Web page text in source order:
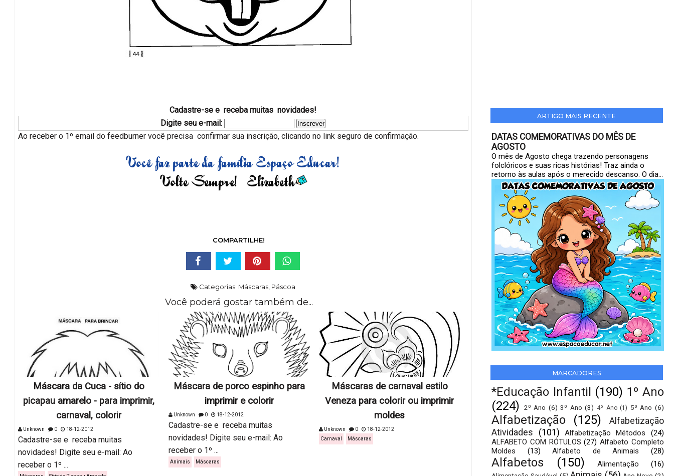
Cadastre-se e receba muitas novidades!
Digite seu e-mail:
Ao receber o 1º email do feedburner você precisa confirmar sua inscrição, clicando no link seguro de confirmação.
COMPARTILHE!
Categorias: Máscaras Páscoa
Você poderá gostar também de...
Máscara da Cuca - sítio do
picapau amarelo - para imprimir,
carnaval, colorir
Unknown 0 18-12-2012
Cadastre-se e receba muitas
novidades! Digite seu e-mail: Ao
receber o 1º ...
Máscara de porco espinho para
imprimir e colorir
Unknown 0 18-12-2012
Cadastre-se e receba muitas
novidades! Digite seu e-mail: Ao
receber o 1º ...
Animais Máscaras
Máscaras de carnaval estilo
Veneza para colorir ou imprimir
moldes
Unknown 0
18-12-2012
Carnaval
Máscaras
ARTIGO MAIS RECENTE
DATAS COMEMORATIVAS DO MÊS DE
AGOSTO
O mês de Agosto chega trazendo personagens
folclóricos e suas ricas histórias! Traz ainda o
retorno às aulas após o merecido descanso. O dia...
MARCADORES
*Educação Infantil (190) 1º Ano
(224)
2º Ano (6) 3º Ano (3) 4º Ano (1) 5º Ano (6)
Alfabetização (125)
Alfabetização
Atividades
(101) Alfabetização Métodos
(24)
ALFABETO COM RÓTULOS (27) Alfabeto Completo
Moldes
(13) Alfabeto de Animais (28)
Alfabetos (150) Alimentação (16)